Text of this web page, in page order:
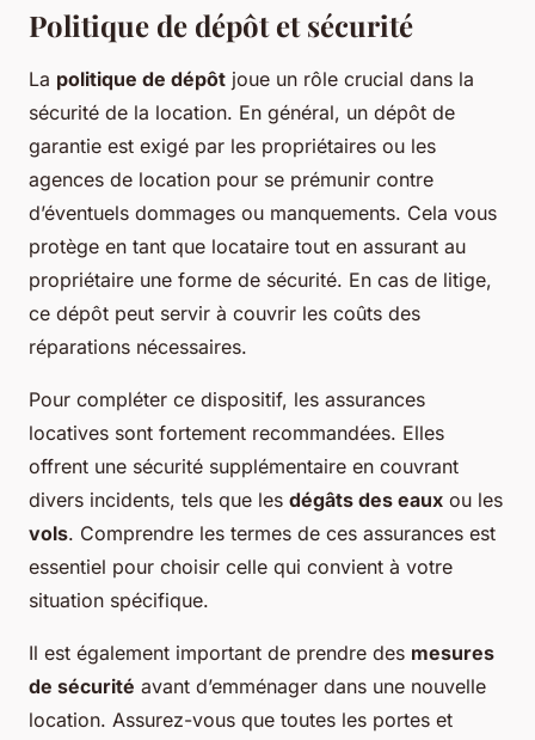
Politique de dépôt et sécurité
La politique de dépôt joue un rôle crucial dans la
sécurité de la location. En général, un dépôt de
garantie est exigé par les propriétaires ou les
agences de location pour se prémunir contre
d’éventuels dommages ou manquements. Cela vous
protège en tant que locataire tout en assurant au
propriétaire une forme de sécurité. En cas de litige,
ce dépôt peut servir à couvrir les coûts des
réparations nécessaires.
Pour compléter ce dispositif, les assurances
locatives sont fortement recommandées. Elles
offrent une sécurité supplémentaire en couvrant
divers incidents, tels que les dégâts des eaux ou les
vols. Comprendre les termes de ces assurances est
essentiel pour choisir celle qui convient à votre
situation spécifique.
Il est également important de prendre des mesures
de sécurité avant d’emménager dans une nouvelle
location. Assurez-vous que toutes les portes et